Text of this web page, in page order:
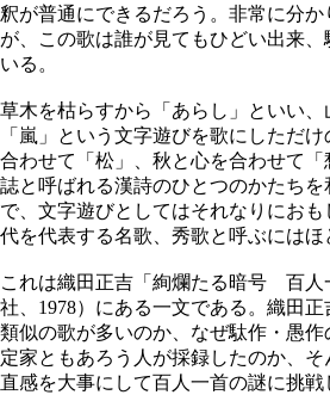
釈が普通にできるだろう。非常に分
が、この歌は誰が見てもひどい出来
いる。
草木を枯らすから「あらし」といい、
「嵐」という文字遊びを歌にしただ
合わせて「松」、秋と心を合わせて
誌と呼ばれる漢詩のひとつのかたち
で、文字遊びとしてはそれなりにお
代を代表する名歌、秀歌と呼ぶにはほ
これは織田正吉「絢爛たる暗号 百人
社、1978）にある一文である。織田
類似の歌が多いのか、なぜ駄作・愚作
定家ともあろう人が採録したのか、
直感を大事にして百人一首の謎に挑